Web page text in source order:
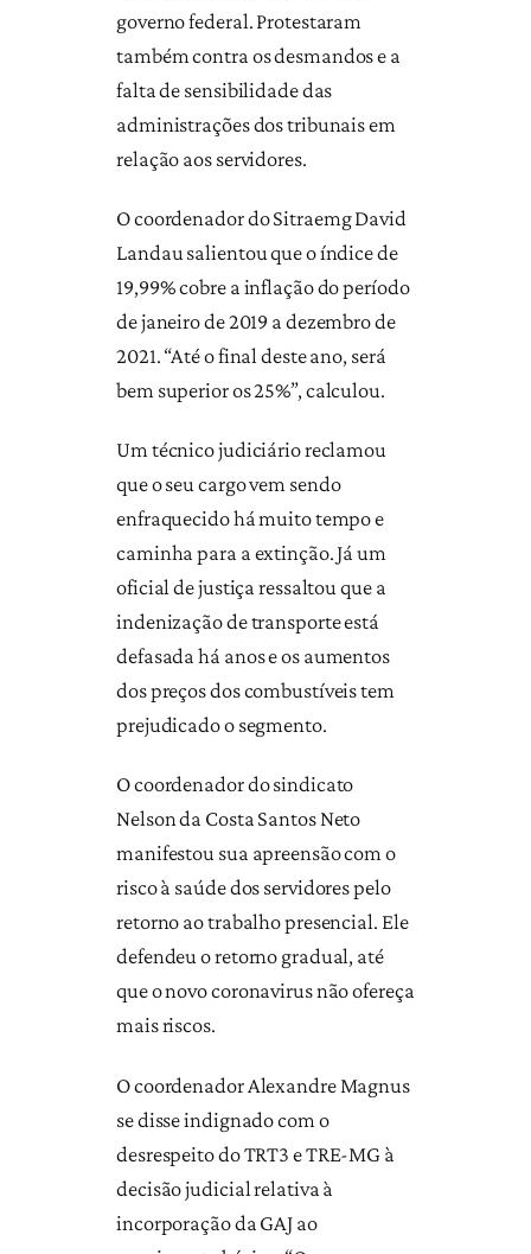
governo federal. Protestaram
também contra os desmandos e a
falta de sensibilidade das
administrações dos tribunais em
relação aos servidores.
O coordenador do Sitraemg David
Landau salientou que o índice de
19,99% cobre a inflação do período
de janeiro de 2019 a dezembro de
2021. “Até o final deste ano, será
bem superior os 25%”, calculou.
Um técnico judiciário reclamou
que o seu cargo vem sendo
enfraquecido há muito tempo e
caminha para a extinção. Já um
oficial de justiça ressaltou que a
indenização de transporte está
defasada há anos e os aumentos
dos preços dos combustíveis tem
prejudicado o segmento.
O coordenador do sindicato
Nelson da Costa Santos Neto
manifestou sua apreensão com o
risco à saúde dos servidores pelo
retorno ao trabalho presencial. Ele
defendeu o retorno gradual, até
que o novo coronavirus não ofereça
mais riscos.
O coordenador Alexandre Magnus
se disse indignado com o
desrespeito do TRT3 e TRE-MG à
decisão judicial relativa à
incorporação da GAJ ao